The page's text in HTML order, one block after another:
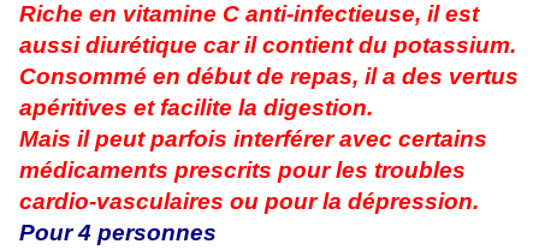
Riche en vitamine C anti-infectieuse, il est
aussi diurétique car il contient du potassium.
Consommé en début de repas, il a des vertus
apéritives et facilite la digestion.
Mais il peut parfois interférer avec certains
médicaments prescrits pour les troubles
cardio-vasculaires ou pour la dépression.
Pour 4 personnes